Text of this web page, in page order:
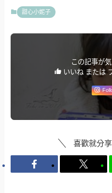
甜心小妮子
この記事が
いいね または
喜歡就分